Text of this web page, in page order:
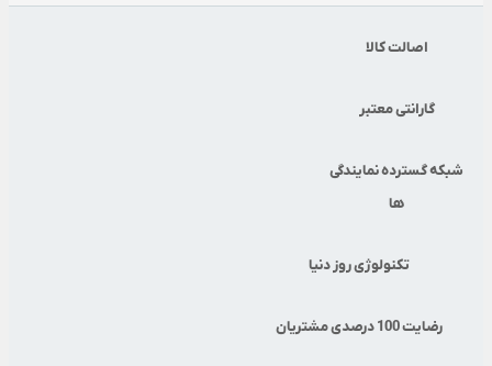
اصالت کالا
گارانتی معتبر
شبکه گسترده نمایندگی
ها
تکنولوژی روز دنیا
رضایت 100 درصدی مشتریان